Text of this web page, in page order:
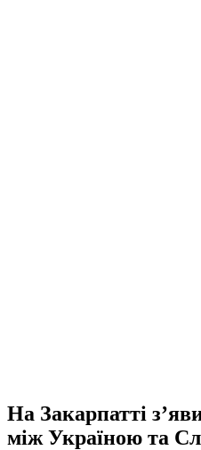
На Закарпатті
між Україною та